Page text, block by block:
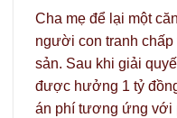
Cha mẹ để lại một
người con tranh chấp
sản. Sau khi giải
được hưởng 1 tỷ
án phí tương ứng với